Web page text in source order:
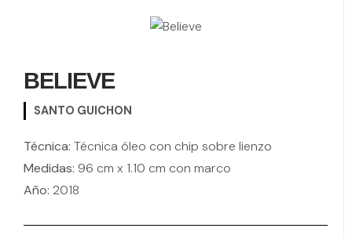
BELIEVE
SANTO GUICHON
Técnica: Técnica óleo con chip sobre lienzo
Medidas: 96 cm x 1.10 cm con marco
Año: 2018